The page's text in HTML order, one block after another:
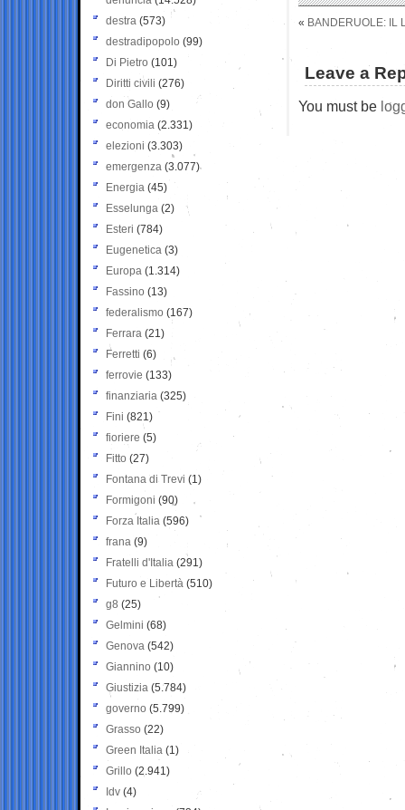
« BANDERUOLE: IL
Leave a
You must be
destra (573)
destradipopolo (99)
Di Pietro (101)
Diritti civili (276)
don Gallo (9)
economia (2.331)
elezioni (3.303)
emergenza (3.077)
Energia (45)
Esselunga (2)
Esteri (784)
Eugenetica (3)
Europa (1.314)
Fassino (13)
federalismo (167)
Ferrara (21)
Ferretti (6)
ferrovie (133)
finanziaria (325)
Fini (821)
fioriere (5)
Fitto (27)
Fontana di Trevi (1)
Formigoni (90)
Forza Italia (596)
frana (9)
Fratelli d'Italia (291)
Futuro e Libertà (510)
g8 (25)
Gelmini (68)
Genova (542)
Giannino (10)
Giustizia (5.784)
governo (5.799)
Grasso (22)
Green Italia (1)
Grillo (2.941)
Idv (4)